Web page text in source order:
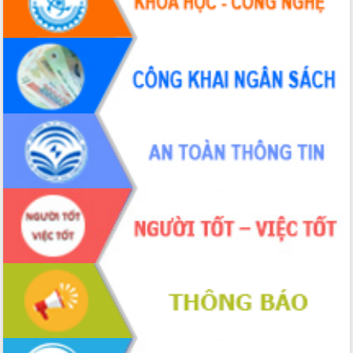
Tháo gỡ những vướng mắc, đẩy mạnh
công tác cải cách thủ tục hành chính
tại Trung tâm Phục vụ hành chính
công tỉnh
Đắk Lắk: Tôn vinh 46 giải pháp tại Hội
thi Sáng tạo Kỹ thuật 2024 - 2025
Đắk Lắk rà soát, điều chỉnh Đề án 190
về phát triển nuôi trồng thủy sản
Phó Chủ tịch UBND tỉnh Đắk Lắk
Trương Công Thái kiểm tra thực địa
Dự án cao tốc Khánh Hòa - Buôn Ma
Thuột
Định vị cà phê Việt Nam như một “di
sản sống” trong dòng chảy toàn cầu
Xây dựng nông thôn mới: Nâng cao đời
sống người dân từ những mô hình thiết
thực
Quyết liệt tháo gỡ vướng mắc, đẩy
nhanh tiến độ các dự án trọng điểm
trong Khu kinh tế Nam Phú Yên